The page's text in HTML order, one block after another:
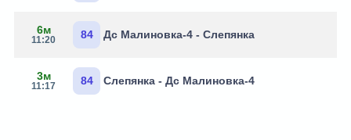
6м
11:20 84 Дс Малиновка-4 - Слепянка
3м
11:17 84 Слепянка - Дс Малиновка-4